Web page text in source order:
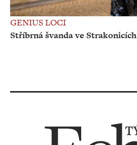
GENIUS LOCI
Stříbrná švanda ve Strakonicích